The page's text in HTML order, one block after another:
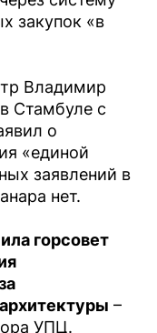
закупок «в
Владимир
Стамбуле с
о
«единой
заявлений в
нет.
горсовет
–
УПЦ.